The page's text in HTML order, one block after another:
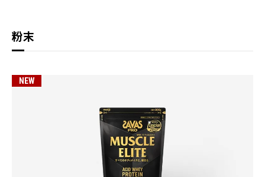
粉末
NEW